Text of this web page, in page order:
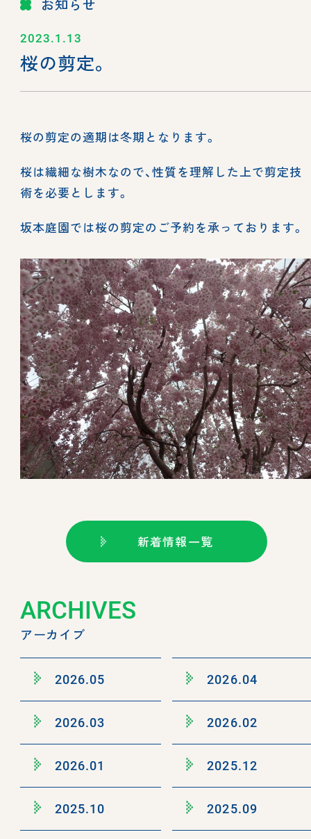
お知らせ
2023.1.13
桜の剪定。
桜の剪定の適期は冬期となります。
桜は繊細な樹木なので、性質を理解した上で剪定技
術を必要とします。
坂本庭園では桜の剪定のご予約を承っております。
新着情報一覧
ARCHIVES
アーカイブ
2026.05 2026.04
2026.03 2026.02
2026.01 2025.12
2025.10 2025.09